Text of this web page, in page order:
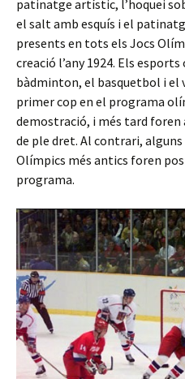
patinatge artístic, l’hoquei
el salt amb esquís i el
presents en tots els Jocs
creació l’any 1924. Els
bàdminton, el basquetbol i el
primer cop en el programa
demostració, i més tard
de ple dret. Al contrari,
Olímpics més antics foren
programa.